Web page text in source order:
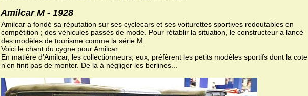
Amilcar M - 1928
Amilcar a fondé sa réputation sur ses cyclecars et ses voiturettes sportives redoutables en
compétition ; des véhicules passés de mode. Pour rétablir la situation, le constructeur a lancé
des modèles de tourisme comme la série M.
Voici le chant du cygne pour Amilcar.
En matière d'Amilcar, les collectionneurs, eux, préfèrent les petits modèles sportifs dont la cote
n'en finit pas de monter. De la à négliger les berlines...